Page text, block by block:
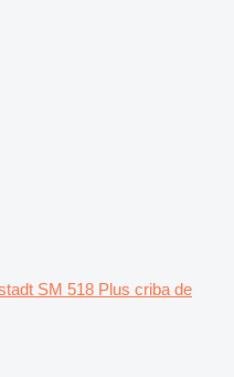
SM 518 Plus criba de